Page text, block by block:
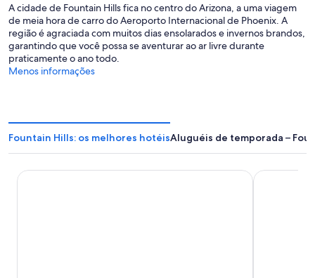
A cidade de Fountain Hills fica no centro do Arizona, a uma viagem
de meia hora de carro do Aeroporto Internacional de Phoenix. A
região é agraciada com muitos dias ensolarados e invernos brandos,
garantindo que você possa se aventurar ao ar livre durante
praticamente o ano todo.
Menos informações
Fountain Hills: os melhores hotéisAluguéis de temporada –
Inn at Eagle Mountain Hilton